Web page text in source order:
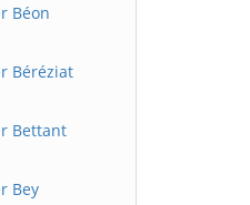
Béon
Béréziat
Bettant
Bey